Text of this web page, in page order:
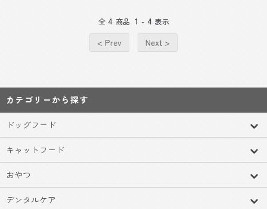
全 4 商品 1 - 4 表示
< Prev Next >
カテゴリーから探す
ドッグフード
キャットフード
おやつ
デンタルケア